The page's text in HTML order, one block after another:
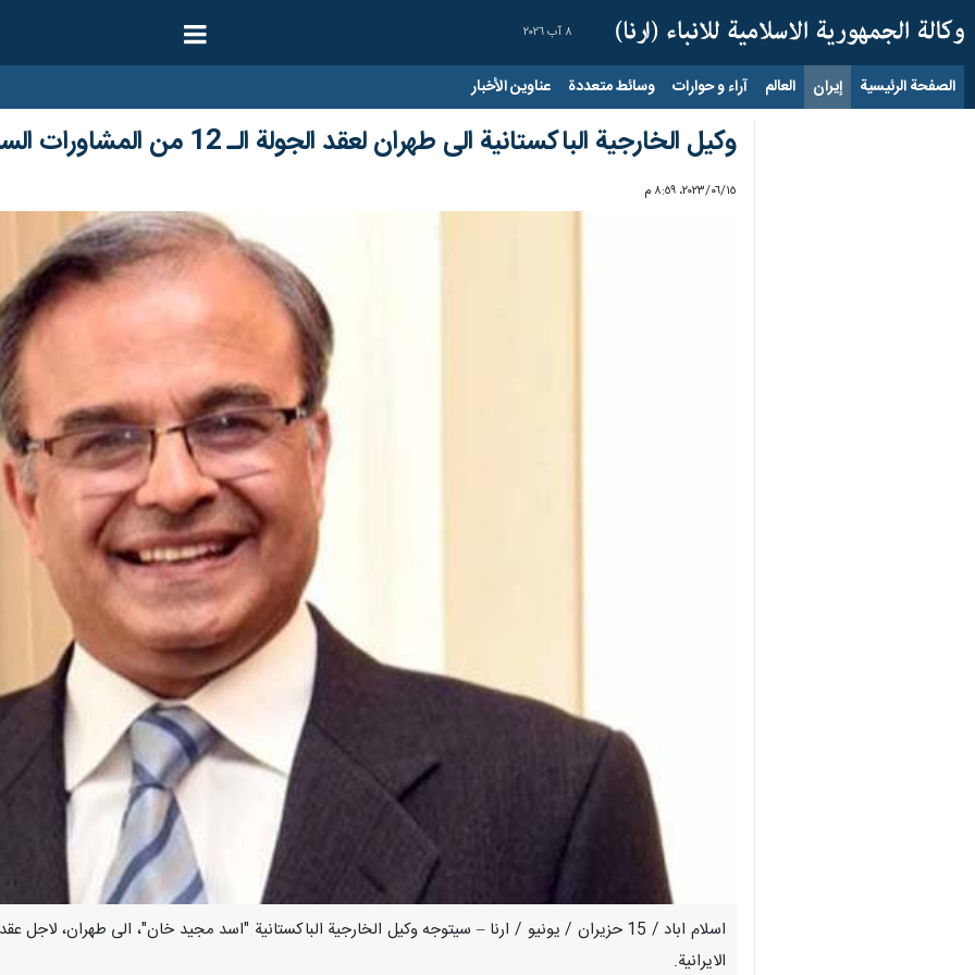
٨ آب ٢٠٢٦
الصفحة الرئيسية إيران العالم آراء و حوارات وسائط متعددة عناوين الأخبار
وكيل الخارجية الباكستانية الى طهران لعقد الجولة الـ 12 من المشاورات السياسية بين البلدين
١٥‏/٠٦‏/٢٠٢٣، ٨:٥٩ م
الايرانية.